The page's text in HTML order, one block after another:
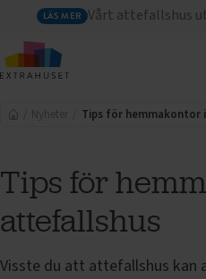
LÄS MER Vårt attefallshus
Tips för
attefallshus
Visste du att attefallshus kan